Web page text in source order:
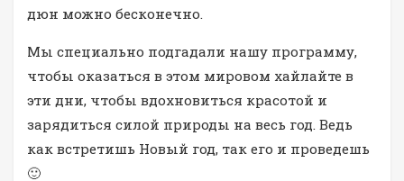
дюн можно бесконечно.
Мы специально подгадали нашу программу,
чтобы оказаться в этом мировом хайлайте в
эти дни, чтобы вдохновиться красотой и
зарядиться силой природы на весь год. Ведь
как встретишь Новый год, так его и проведешь
🙂